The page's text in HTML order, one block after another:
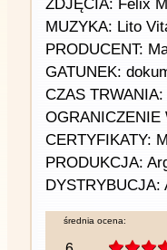
ZDJĘCIA: Felix
MUZYKA: Lito
PRODUCENT:
GATUNEK:
CZAS TRWANIA:
OGRANICZENIE
CERTYFIKATY:
PRODUKCJA:
DYSTRYBUCJA:
średnia ocena: